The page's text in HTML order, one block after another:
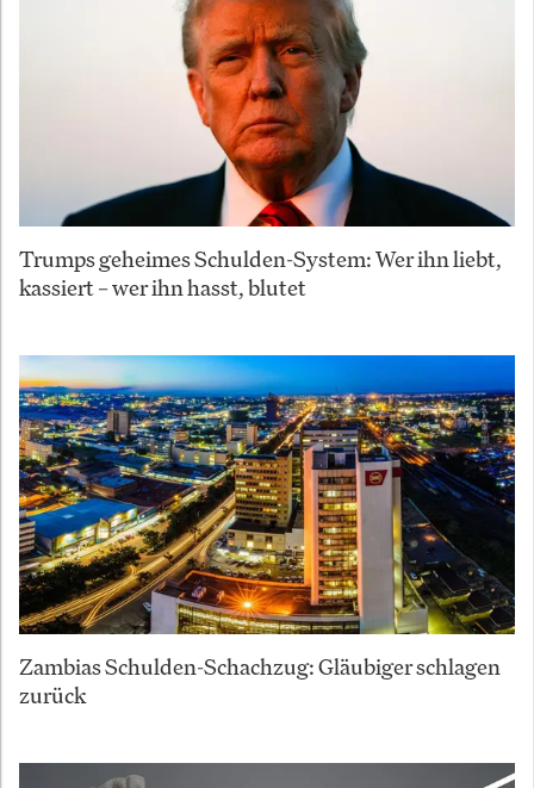
Trumps geheimes Schulden-System: Wer ihn liebt,
kassiert – wer ihn hasst, blutet
Zambias Schulden-Schachzug: Gläubiger schlagen
zurück